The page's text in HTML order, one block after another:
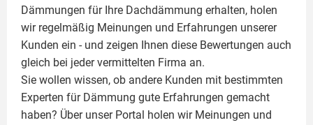
Dämmungen für Ihre Dachdämmung erhalten, holen
wir regelmäßig Meinungen und Erfahrungen unserer
Kunden ein - und zeigen Ihnen diese Bewertungen auch
gleich bei jeder vermittelten Firma an.
Sie wollen wissen, ob andere Kunden mit bestimmten
Experten für Dämmung gute Erfahrungen gemacht
haben? Über unser Portal holen wir Meinungen und